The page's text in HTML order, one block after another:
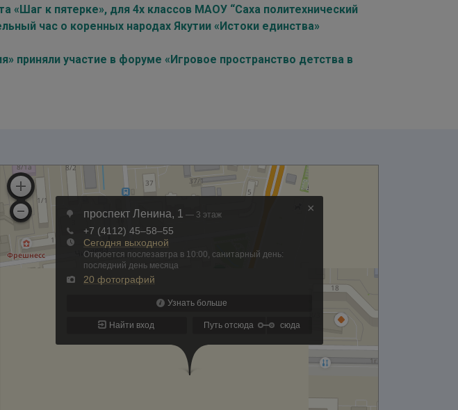
«Шаг к пятерке», для 4х классов МАОУ “Саха политехнический
час о коренных народах Якутии «Истоки единства»
приняли участие в форуме «Игровое пространство детства в